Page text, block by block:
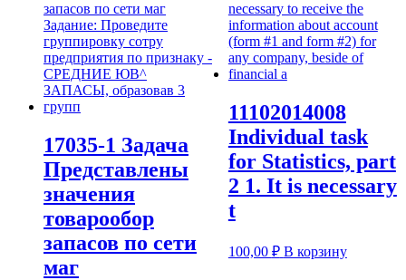
17035-1 Задача
Представлены
значения
товарообор
запасов по сети
маг
11102014008
Individual task
for Statistics, part
2 1. It is necessary
t
100,00 ₽ В корзину